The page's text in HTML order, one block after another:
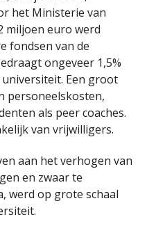
het Ministerie van
miljoen euro werd
fondsen van de
ongeveer 1,5%
Een groot
personeelskosten,
als peer coaches.
van vrijwilligers.
aan het verhogen van
en zwaar te
werd op grote schaal